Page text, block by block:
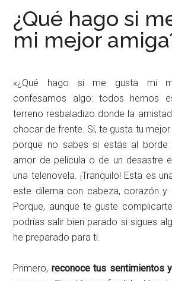
¿Qué hago si
mi mejor
«¿Qué hago si me gusta mi
confesamos algo: todos hemos
terreno resbaladizo donde la
chocar de frente. Sí, te gusta tu
porque no sabes si estás al borde
amor de película o de un desastre
una telenovela. ¡Tranquilo! Esta es
este dilema con cabeza, corazón y
Porque, aunque te guste
podrías salir bien parado si sigues
he preparado para ti.
Primero, reconoce tus sentimientos